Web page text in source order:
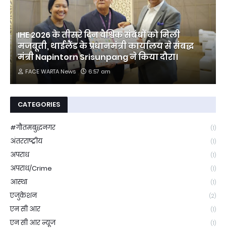
IHE 2026 के तीसरे दिन वैश्विक संबंधों को मिली
मजबूती, थाईलैंड के प्रधानमंत्री कार्यालय से संबद्ध
मंत्री Napintorn Srisunpang ने किया दौरा।
FACE WARTA News 6:57 am
CATEGORIES
#गौतमबुद्धनगर (1)
अंतरराष्ट्रीय (1)
अपराध (1)
अपराध/Crime (1)
आस्था (1)
एजुकेशन (2)
एन सी आर (1)
एन सी आर न्यूज (1)